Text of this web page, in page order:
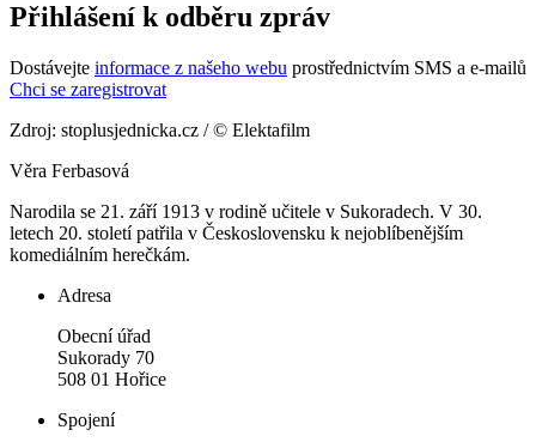
Přihlášení k odběru zpráv
Dostávejte informace z našeho webu prostřednictvím SMS a e-mailů
Chci se zaregistrovat
Zdroj: stoplusjednicka.cz / © Elektafilm
Věra Ferbasová
Narodila se 21. září 1913 v rodině učitele v Sukoradech. V 30.
letech 20. století patřila v Československu k nejoblíbenějším
komediálním herečkám.
Adresa
Obecní úřad
Sukorady 70
508 01 Hořice
Spojení